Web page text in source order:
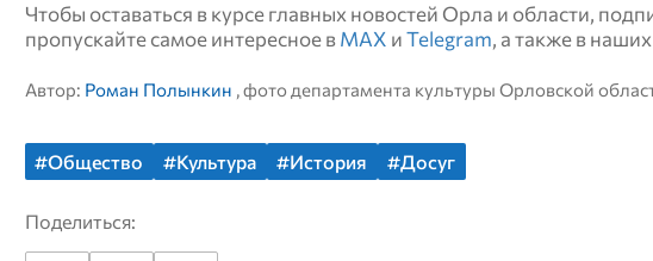
Чтобы оставаться в курсе главных новостей Орла и области,
пропускайте самое интересное в MAX и Telegram, а также в
Автор: Роман Полынкин , фото департамента культуры Орловской
#Общество #Культура #История #Досуг
Поделиться: